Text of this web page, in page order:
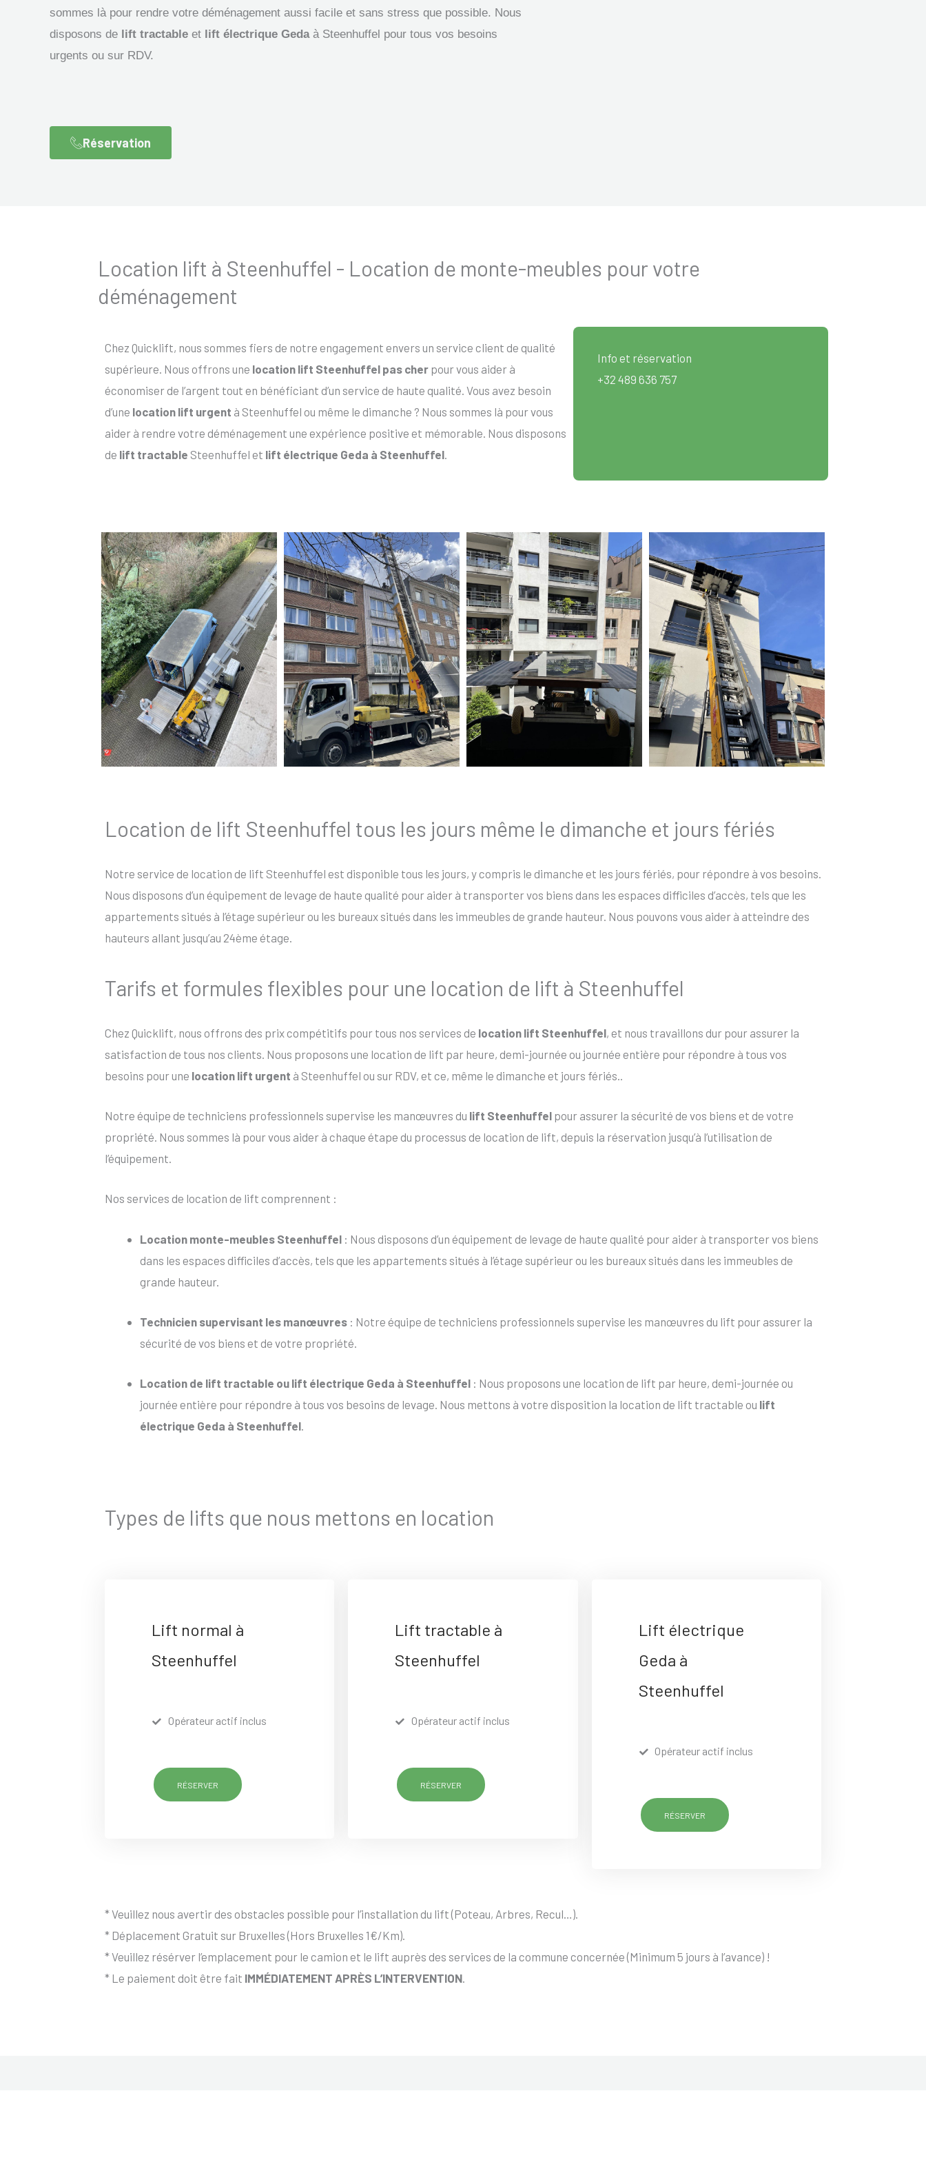
sommes là pour rendre votre déménagement aussi facile et sans stress que possible. Nous
disposons de lift tractable et lift électrique Gedaà Steenhuffel pour tous vos besoins
urgents ou sur RDV.
Réservation
Location lift à Steenhuffel - Location de monte-meubles pour votre
déménagement
Chez Quicklift, nous sommes fiers de notre engagement envers un service client de qualité
supérieure. Nous offrons une location lift Steenhuffel pas cher pour vous aider à
économiser de l’argent tout en bénéficiant d’un service de haute qualité. Vous avez besoin
d’une location lift urgent à Steenhuffel ou même le dimanche ? Nous sommes là pour vous
aider à rendre votre déménagement une expérience positive et mémorable. Nous disposons
de lift tractable Steenhuffel et lift électrique Geda à Steenhuffel
Info et réservation
+32 489 636 757
Location de lift Steenhuffel tous les jours même le dimanche et jours fériés
Notre service de location de lift Steenhuffel est disponible tous les jours, y compris le dimanche et les jours fériés, pour répondre à vos besoins.
Nous disposons d’un équipement de levage de haute qualité pour aider à transporter vos biens dans les espaces difficiles d’accès, tels que les
appartements situés à l’étage supérieur ou les bureaux situés dans les immeubles de grande hauteur. Nous pouvons vous aider à atteindre des
hauteurs allant jusqu’au 24ème étage.
Tarifs et formules flexibles pour une location de lift à Steenhuffel
Chez Quicklift, nous offrons des prix compétitifs pour tous nos services de location lift Steenhuffel, et nous travaillons dur pour assurer la
satisfaction de tous nos clients. Nous proposons une location de lift par heure, demi-journée ou journée entière pour répondre à tous vos
besoins pour une location lift urgent à Steenhuffel ou sur RDV, et ce, même le dimanche et jours fériés..
Notre équipe de techniciens professionnels supervise les manœuvres du lift Steenhuffel pour assurer la sécurité de vos biens et de votre
propriété. Nous sommes là pour vous aider à chaque étape du processus de location de lift, depuis la réservation jusqu’à l’utilisation de
l’équipement.
Nos services de location de lift comprennent :
Location monte-meubles Steenhuffel : Nous disposons d’un équipement de levage de haute qualité pour aider à transporter vos biens
dans les espaces difficiles d’accès, tels que les appartements situés à l’étage supérieur ou les bureaux situés dans les immeubles de
grande hauteur.
Technicien supervisant les manœuvres : Notre équipe de techniciens professionnels supervise les manœuvres du lift pour assurer la
sécurité de vos biens et de votre propriété.
Location de lift tractable ou lift électrique Geda à Steenhuffel : Nous proposons une location de lift par heure, demi-journée ou
journée entière pour répondre à tous vos besoins de levage. Nous mettons à votre disposition la location de lift tractable ou lift
électrique Geda à Steenhuffel
Types de lifts que nous mettons en location
Lift normal à
Steenhuffel
Opérateur actif inclus
RÉSERVER
Lift tractable à
Steenhuffel
Opérateur actif inclus
RÉSERVER
Lift électrique
Geda à
Steenhuffel
Opérateur actif inclus
RÉSERVER
* Veuillez nous avertir des obstacles possible pour l’installation du lift (Poteau, Arbres, Recul…).
* Déplacement Gratuit sur Bruxelles (Hors Bruxelles 1€/Km).
* Veuillez résérver l’emplacement pour le camion et le lift auprès des services de la commune concernée (Minimum 5 jours à l’avance) !
* Le paiement doit être fait IMMÉDIATEMENT APRÈS L’INTERVENTION.